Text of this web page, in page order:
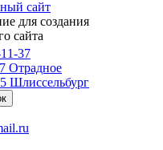
для создания
сайта
37
Отрадное
Шлиссельбург